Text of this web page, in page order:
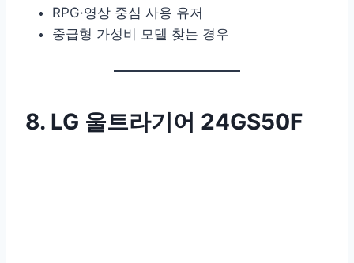
RPG·영상 중심 사용 유저
중급형 가성비 모델 찾는 경우
8. LG 울트라기어 24GS50F